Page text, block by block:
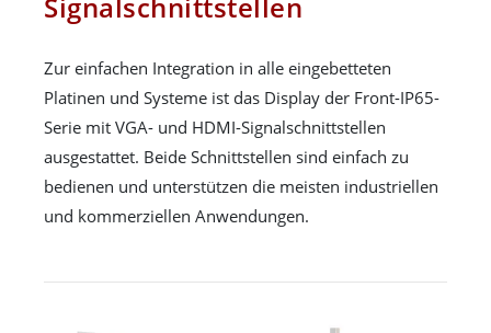
Zur einfachen Integration in alle eingebetteten
Platinen und Systeme ist das Display der Front-IP65-
Serie mit VGA- und HDMI-Signalschnittstellen
ausgestattet. Beide Schnittstellen sind einfach zu
bedienen und unterstützen die meisten industriellen
und kommerziellen Anwendungen.